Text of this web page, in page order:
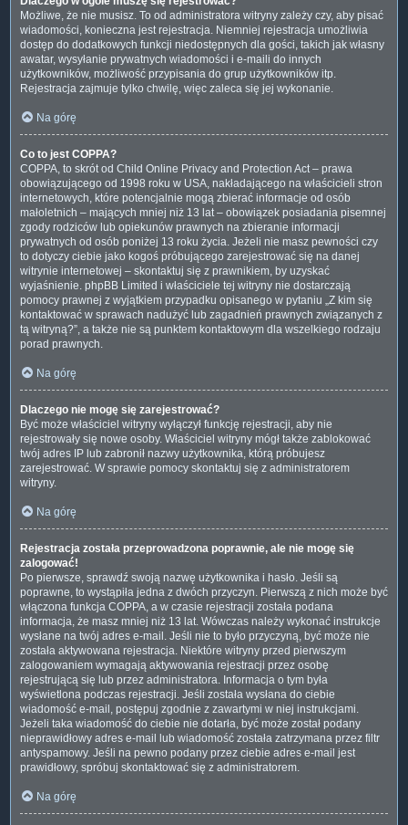
Możliwe, że nie musisz. To od administratora witryny zależy czy, aby pisać
wiadomości, konieczna jest rejestracja. Niemniej rejestracja umożliwia
dostęp do dodatkowych funkcji niedostępnych dla gości, takich jak własny
awatar, wysyłanie prywatnych wiadomości i e-maili do innych
użytkowników, możliwość przypisania do grup użytkowników itp.
Rejestracja zajmuje tylko chwilę, więc zaleca się jej wykonanie.
Na górę
Co to jest COPPA?
COPPA, to skrót od Child Online Privacy and Protection Act – prawa
obowiązującego od 1998 roku w USA, nakładającego na właścicieli stron
internetowych, które potencjalnie mogą zbierać informacje od osób
małoletnich – mających mniej niż 13 lat – obowiązek posiadania pisemnej
zgody rodziców lub opiekunów prawnych na zbieranie informacji
prywatnych od osób poniżej 13 roku życia. Jeżeli nie masz pewności czy
to dotyczy ciebie jako kogoś próbującego zarejestrować się na danej
witrynie internetowej – skontaktuj się z prawnikiem, by uzyskać
wyjaśnienie. phpBB Limited i właściciele tej witryny nie dostarczają
pomocy prawnej z wyjątkiem przypadku opisanego w pytaniu „Z kim się
kontaktować w sprawach nadużyć lub zagadnień prawnych związanych z
tą witryną?”, a także nie są punktem kontaktowym dla wszelkiego rodzaju
porad prawnych.
Na górę
Dlaczego nie mogę się zarejestrować?
Być może właściciel witryny wyłączył funkcję rejestracji, aby nie
rejestrowały się nowe osoby. Właściciel witryny mógł także zablokować
twój adres IP lub zabronił nazwy użytkownika, którą próbujesz
zarejestrować. W sprawie pomocy skontaktuj się z administratorem
witryny.
Na górę
Rejestracja została przeprowadzona poprawnie, ale nie mogę się
zalogować!
Po pierwsze, sprawdź swoją nazwę użytkownika i hasło. Jeśli są
poprawne, to wystąpiła jedna z dwóch przyczyn. Pierwszą z nich może być
włączona funkcja COPPA, a w czasie rejestracji została podana
informacja, że masz mniej niż 13 lat. Wówczas należy wykonać instrukcje
wysłane na twój adres e-mail. Jeśli nie to było przyczyną, być może nie
została aktywowana rejestracja. Niektóre witryny przed pierwszym
zalogowaniem wymagają aktywowania rejestracji przez osobę
rejestrującą się lub przez administratora. Informacja o tym była
wyświetlona podczas rejestracji. Jeśli została wysłana do ciebie
wiadomość e-mail, postępuj zgodnie z zawartymi w niej instrukcjami.
Jeżeli taka wiadomość do ciebie nie dotarła, być może został podany
nieprawidłowy adres e-mail lub wiadomość została zatrzymana przez filtr
antyspamowy. Jeśli na pewno podany przez ciebie adres e-mail jest
prawidłowy, spróbuj skontaktować się z administratorem.
Na górę